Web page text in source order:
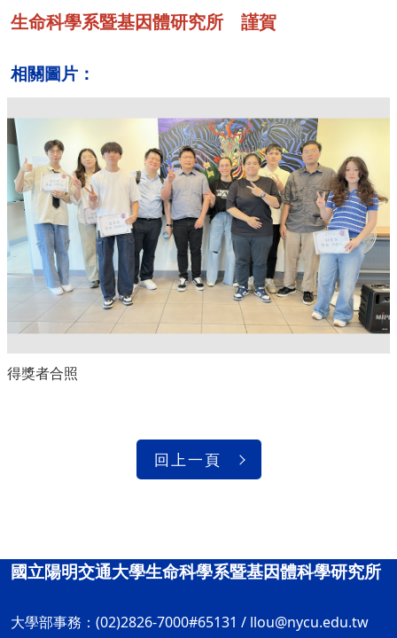
生命科學系暨基因體研究所 謹賀
相關圖片：
得獎者合照
回上一頁
國立陽明交通大學生命科學系暨基因體科學研究所
大學部事務：(02)2826-7000#65131 / llou@nycu.edu.tw